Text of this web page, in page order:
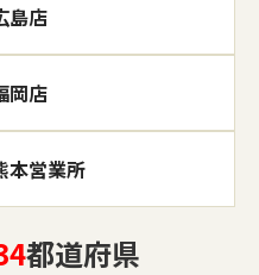
島店
岡店
本営業所
都道府県